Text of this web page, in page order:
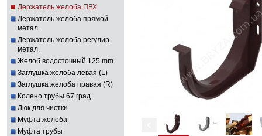
Держатель желоба ПВХ
Держатель желоба прямой
метал.
Держатель желоба регулир.
метал.
Желоб водосточный 125 mm
Заглушка желоба левая (L)
Заглушка желоба правая (R)
Колено трубы 67 град.
Люк для чистки
Муфта желоба
Муфта трубы